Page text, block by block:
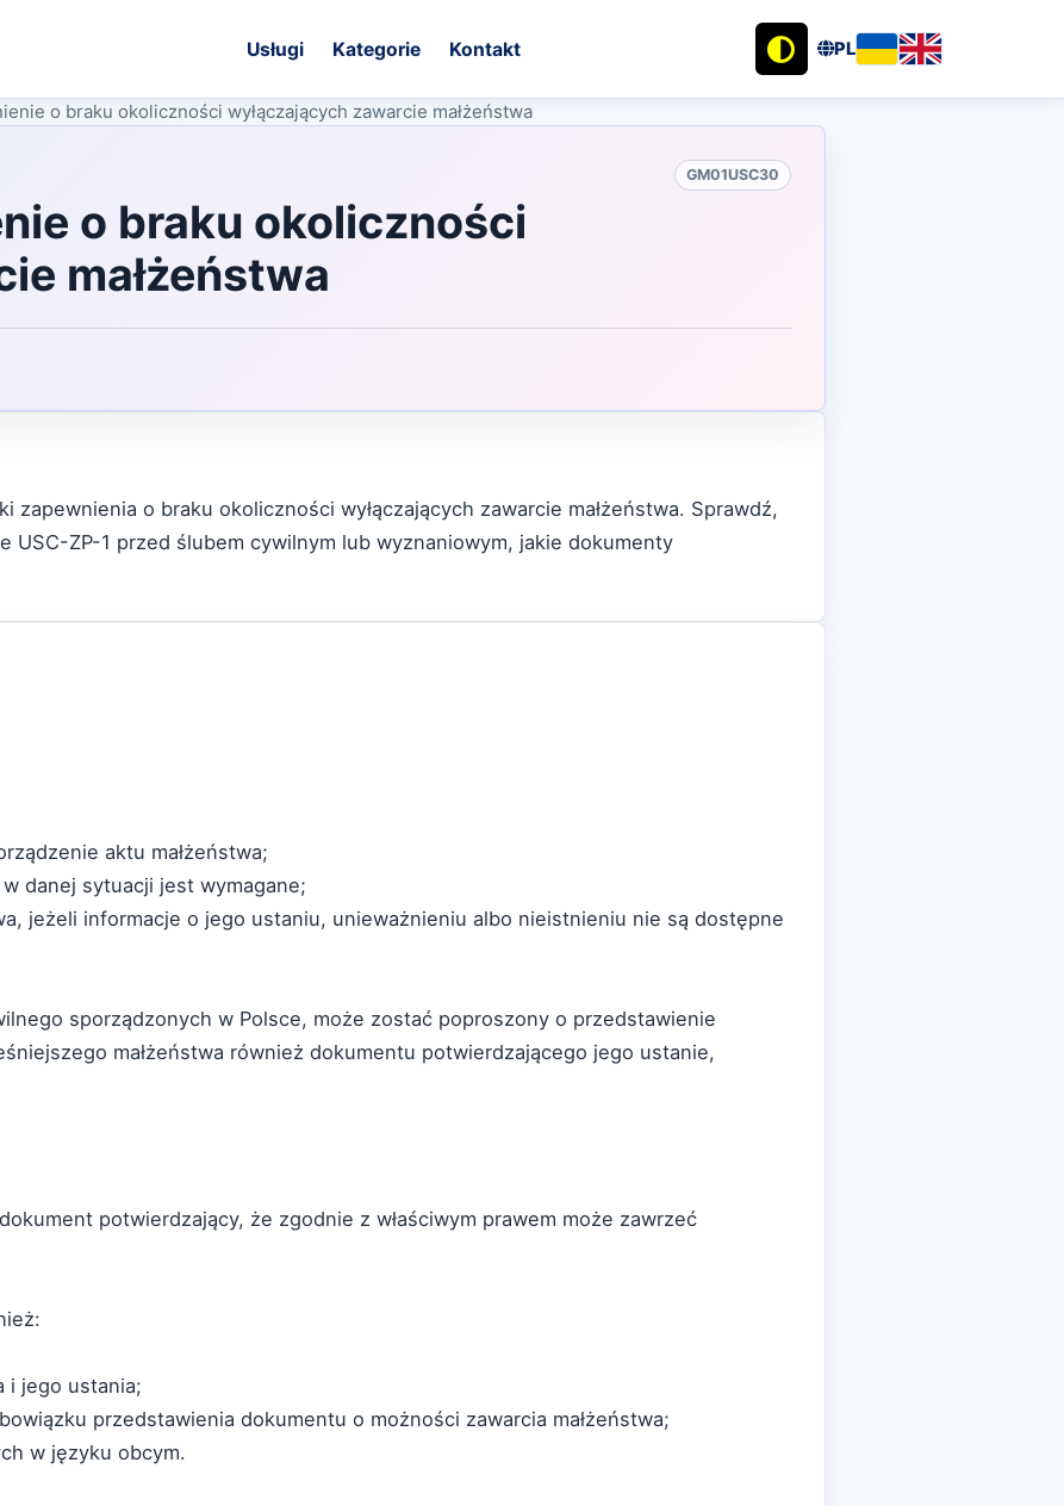
Usługi Kategorie Kontakt PL
o braku okoliczności wyłączających zawarcie małżeństwa
GM01USC30
o braku okoliczności
małżeństwa
zapewnienia o braku okoliczności wyłączających zawarcie małżeństwa. Sprawdź,
USC-ZP-1 przed ślubem cywilnym lub wyznaniowym, jakie dokumenty
aktu małżeństwa;
danej sytuacji jest wymagane;
jeżeli informacje o jego ustaniu, unieważnieniu albo nieistnieniu nie są dostępne
sporządzonych w Polsce, może zostać poproszony o przedstawienie
małżeństwa również dokumentu potwierdzającego jego ustanie,
potwierdzający, że zgodnie z właściwym prawem może zawrzeć
i jego ustania;
przedstawienia dokumentu o możności zawarcia małżeństwa;
w języku obcym.